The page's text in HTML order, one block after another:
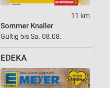
11 km
Sommer Knaller
Gültig bis Sa. 08.08.
EDEKA